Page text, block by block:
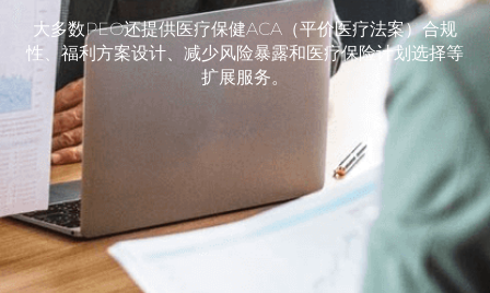
大多数PEO还提供医疗保健ACA（平价医疗法案）合规
性、福利方案设计、减少风险暴露和医疗保险计划选择等
扩展服务。